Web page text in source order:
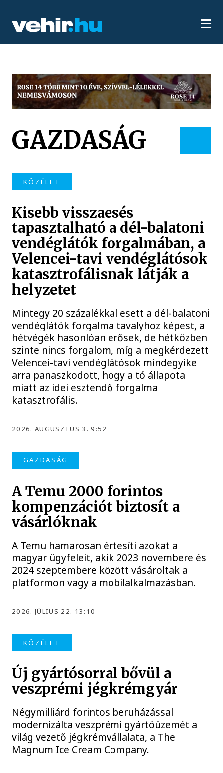
GAZDASÁG
KÖZÉLET
Kisebb visszaesés
tapasztalható a dél-balatoni
vendéglátók forgalmában, a
Velencei-tavi vendéglátósok
katasztrofálisnak látják a
helyzetet
Mintegy 20 százalékkal esett a dél-balatoni
vendéglátók forgalma tavalyhoz képest, a
hétvégék hasonlóan erősek, de hétközben
szinte nincs forgalom, míg a megkérdezett
Velencei-tavi vendéglátósok mindegyike
arra panaszkodott, hogy a tó állapota
miatt az idei esztendő forgalma
katasztrofális.
2026. AUGUSZTUS 3. 9:52
GAZDASÁG
A Temu 2000 forintos
kompenzációt biztosít a
vásárlóknak
A Temu hamarosan értesíti azokat a
magyar ügyfeleit, akik 2023 novembere és
2024 szeptembere között vásároltak a
platformon vagy a mobilalkalmazásban.
2026. JÚLIUS 22. 13:10
KÖZÉLET
Új gyártósorral bővül a
veszprémi jégkrémgyár
Négymilliárd forintos beruházással
modernizálta veszprémi gyártóüzemét a
világ vezető jégkrémvállalata, a The
Magnum Ice Cream Company.